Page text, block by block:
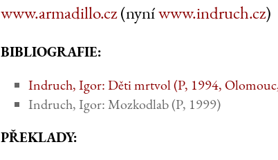
www.armadillo.cz(nyníwww.indruch.cz)
BIBLIOGRAFIE:
Indruch, Igor: Děti mrtvol (P, 1994,
Indruch, Igor: Mozkodlab (P, 1999)
PŘEKLADY: